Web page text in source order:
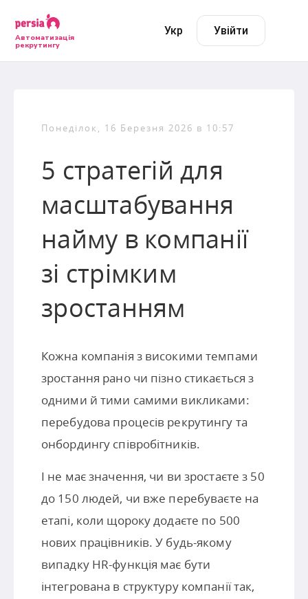
Автоматизація
рекрутингу
Укр Увійти
Понеділок, 16 Березня 2026 в 10:57
5 стратегій для
масштабування
найму в компанії
зі стрімким
зростанням
Кожна компанія з високими темпами
зростання рано чи пізно стикається з
одними й тими самими викликами:
перебудова процесів рекрутингу та
онбордингу співробітників.
І не має значення, чи ви зростаєте з 50
до 150 людей, чи вже перебуваєте на
етапі, коли щороку додаєте по 500
нових працівників. У будь-якому
випадку HR-функція має бути
інтегрована в структуру компанії так,